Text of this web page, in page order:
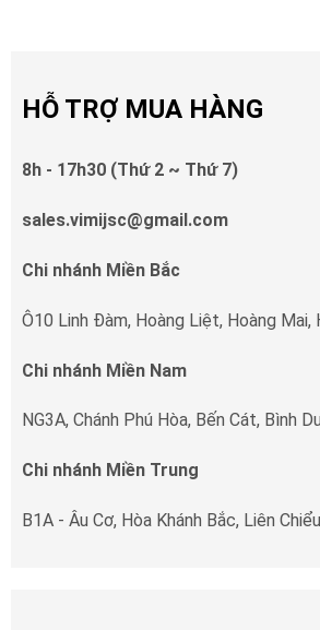
HỖ TRỢ MUA HÀNG
8h - 17h30 (Thứ 2 ~ Thứ 7)
sales.vimijsc@gmail.com
Chi nhánh Miền Bắc
Ô10 Linh Đàm, Hoàng Liệt, Hoàng Mai,
Chi nhánh Miền Nam
NG3A, Chánh Phú Hòa, Bến Cát, Bình
Chi nhánh Miền Trung
B1A - Âu Cơ, Hòa Khánh Bắc, Liên